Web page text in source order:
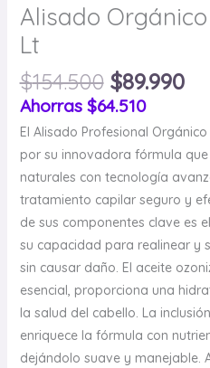
Alisado Orgánico
Lt
$154.500 $89.990
Ahorras $64.510
El Alisado Profesional
por su innovadora fórmula
naturales con tecnología
tratamiento capilar seguro y
de sus componentes clave es
su capacidad para realinear y
sin causar daño. El aceite
esencial, proporciona una
la salud del cabello. La
enriquece la fórmula con
dejándolo suave y manejable.